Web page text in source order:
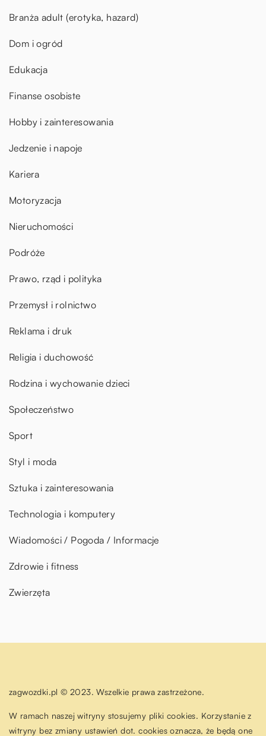
Branża adult (erotyka, hazard)
Dom i ogród
Edukacja
Finanse osobiste
Hobby i zainteresowania
Jedzenie i napoje
Kariera
Motoryzacja
Nieruchomości
Podróże
Prawo, rząd i polityka
Przemysł i rolnictwo
Reklama i druk
Religia i duchowość
Rodzina i wychowanie dzieci
Społeczeństwo
Sport
Styl i moda
Sztuka i zainteresowania
Technologia i komputery
Wiadomości / Pogoda / Informacje
Zdrowie i fitness
Zwierzęta
zagwozdki.pl © 2023. Wszelkie prawa zastrzeżone.
W ramach naszej witryny stosujemy pliki cookies. Korzystanie z
witryny bez zmiany ustawień dot. cookies oznacza, że będą one